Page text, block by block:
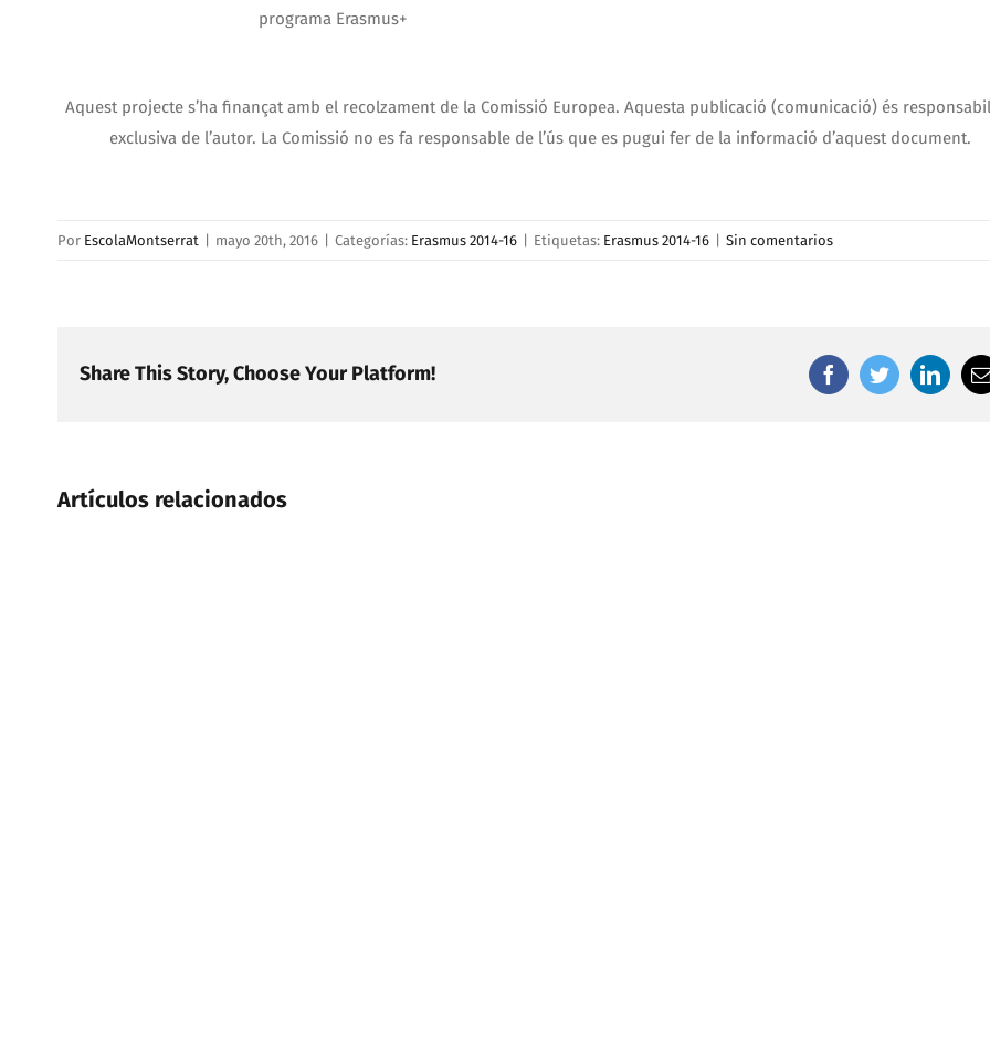
Aquest projecte s’ha finançat amb el recolzament de la Comissió Europea. Aquesta publicació (comunicació) és
exclusiva de l’autor. La Comissió no es fa responsable de l’ús que es pugui fer de la informació d’aquest document.
Por EscolaMontserrat mayo 20th, 2016 Categorías: Erasmus 2014-16 Etiquetas: Erasmus 2014-16 Sin comentarios
Share This Story, Choose Your Platform! facebooktwitter
Artículos relacionados